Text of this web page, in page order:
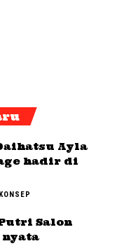
Ayla
hadir di
Salon